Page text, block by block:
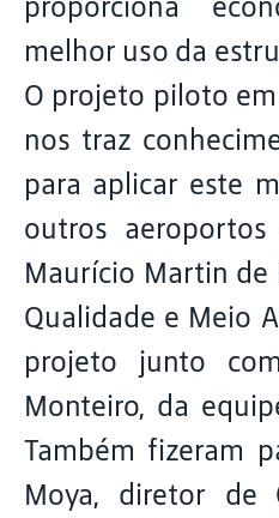
melhor uso da
O projeto piloto
nos traz
para aplicar este
outros
Maurício Martin de
Qualidade e Meio
projeto junto
Monteiro, da
Também fizeram
Moya, diretor de